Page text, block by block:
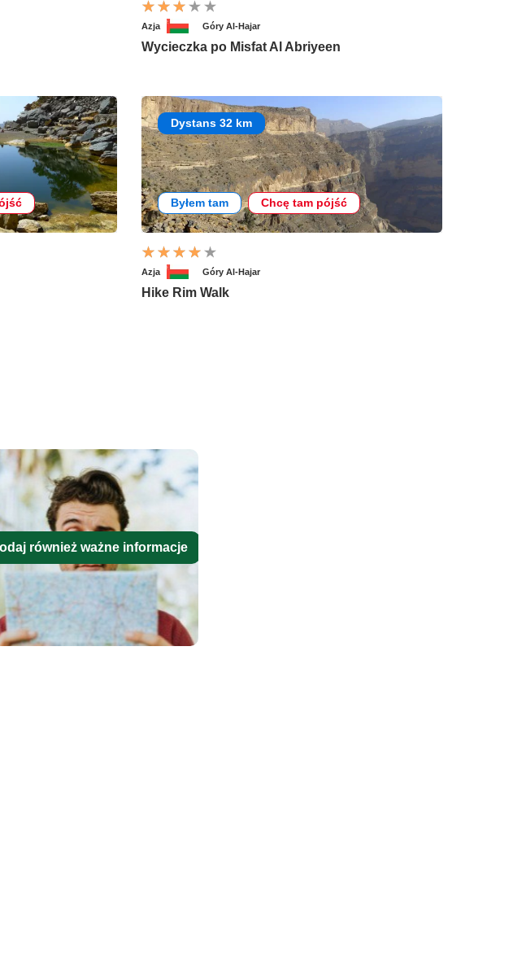
Azja Góry Al-Hajar
Wycieczka po Misfat Al Abriyeen
Dystans 32 km
Byłem tam Chcę tam pójść
Azja Góry Al-Hajar
Hike Rim Walk
również ważne informacje